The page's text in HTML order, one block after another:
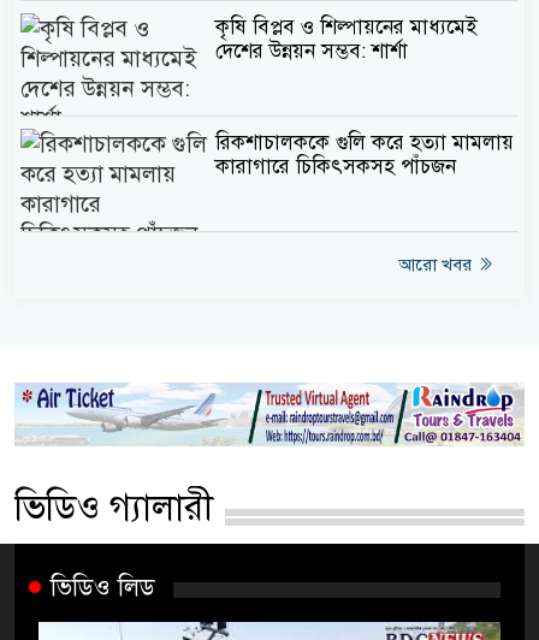
কৃষি বিপ্লব ও শিল্পায়নের মাধ্যমেই
দেশের উন্নয়ন সম্ভব: শার্শা
রিকশাচালককে গুলি করে হত্যা মামলায়
কারাগারে চিকিৎসকসহ পাঁচজন
আরো খবর
ভিডিও গ্যালারী
ভিডিও লিড